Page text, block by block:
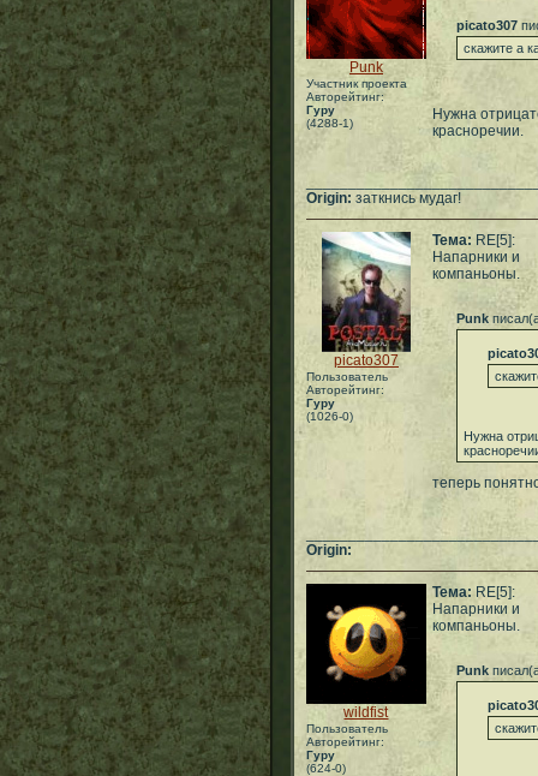
Punk
Участник проекта
Авторейтинг:
Гуру
(4288-1)
picato307
скажите а
Нужна
красноречии.
Origin: заткнись мудаг!
picato307
Пользователь
Авторейтинг:
Гуру
(1026-0)
Тема: RE[5]:
Напарники и
компаньоны.
Punk
Нужна
теперь
Origin:
wildfist
Пользователь
Авторейтинг:
Гуру
(624-0)
Тема: RE[5]:
Напарники и
компаньоны.
Punk